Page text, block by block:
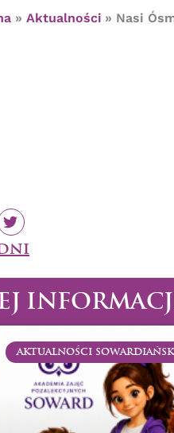
Aktualności Nasi
AKTUALNOŚCI